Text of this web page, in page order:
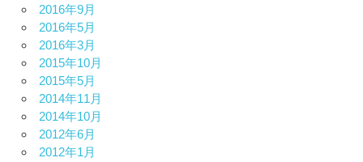
2016年9月
2016年5月
2016年3月
2015年10月
2015年5月
2014年11月
2014年10月
2012年6月
2012年1月